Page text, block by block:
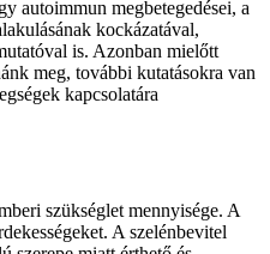
autoimmun megbetegedései, a
kockázatával,
is. Azonban mielőtt
meg, további kutatásokra van
kapcsolatára
szükséglet mennyisége. A
A szelénbevitel